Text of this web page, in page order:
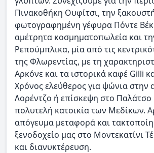
Πινακοθήκη Ουφίτσι, την
φωτογραφημένη γέφυρα Πόντε
αμέτρητα κοσμηματοπωλεία και
Ρεπούμπλικα, μία από τις
της Φλωρεντίας, με τη
Αρκόνε και τα ιστορικά καφέ Gilli
Χρόνος ελεύθερος για ψώνια στην
Λορέντζο ή επίσκεψη στο Παλάτσο
πολυτελή κατοικία των Μεδίκων.
απόγευμα μεταφορά και
ξενοδοχείο μας στο Μοντεκατίνι
και διανυκτέρευση.